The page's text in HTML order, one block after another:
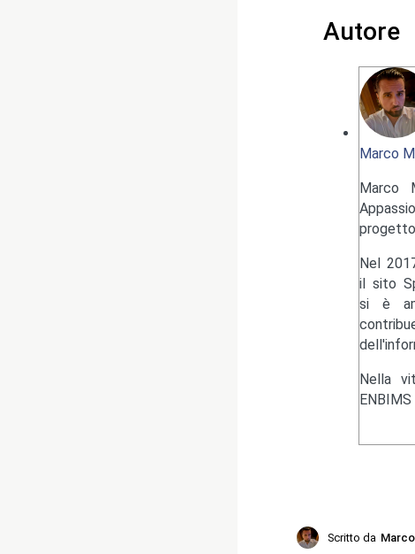
Autore
Marco
Marco
Nel
il sito
si è
Nella
Scritto da